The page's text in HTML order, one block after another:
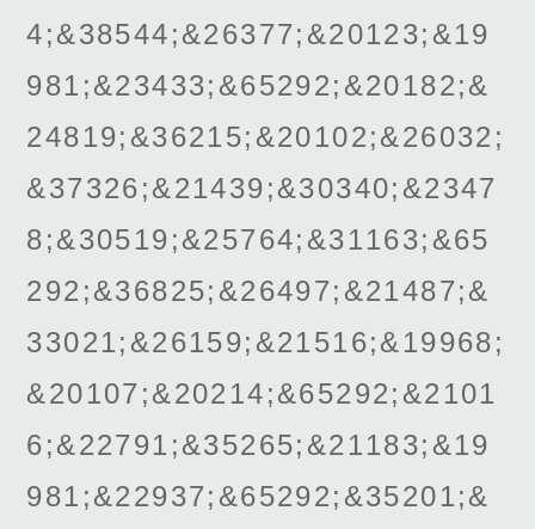
4;&38544;&26377;&20123;&19
981;&23433;&65292;&20182;&
24819;&36215;&20102;&26032;
&37326;&21439;&30340;&2347
8;&30519;&25764;&31163;&65
292;&36825;&26497;&21487;&
33021;&26159;&21516;&19968;
&20107;&20214;&65292;&2101
6;&22791;&35265;&21183;&19
981;&22937;&65292;&35201;&